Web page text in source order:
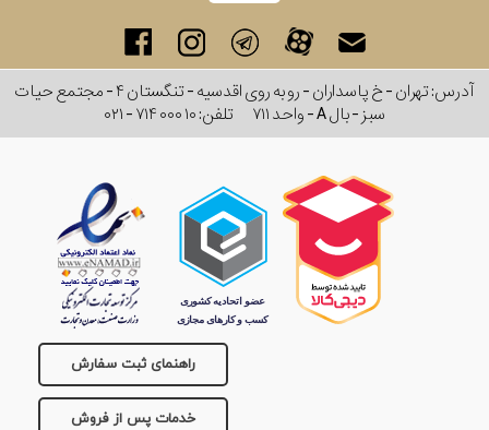
عدسی
آدرس: تهران - خ پاسداران - رو به روی اقدسیه - تنگستان ۴ - مجتمع حیات
سبز - بال A - واحد ۷۱۱
تلفن:۰۲۱ - ۷۱۴ ۰۰۰ ۱۰
راهنمای ثبت سفارش
خدمات پس از فروش